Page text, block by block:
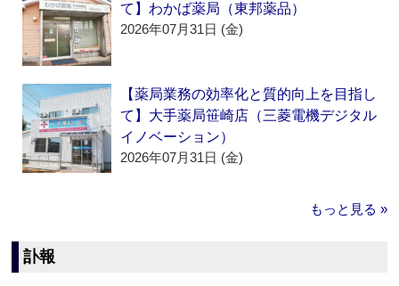
て】わかば薬局（東邦薬品）
2026年07月31日 (金)
【薬局業務の効率化と質的向上を目指し
て】大手薬局笹崎店（三菱電機デジタル
イノベーション）
2026年07月31日 (金)
もっと見る »
訃報